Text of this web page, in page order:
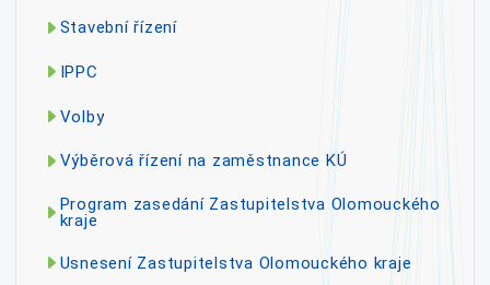
Stavební řízení
IPPC
Volby
Výběrová řízení na zaměstnance KÚ
Program zasedání Zastupitelstva Olomouckého
kraje
Usnesení Zastupitelstva Olomouckého kraje